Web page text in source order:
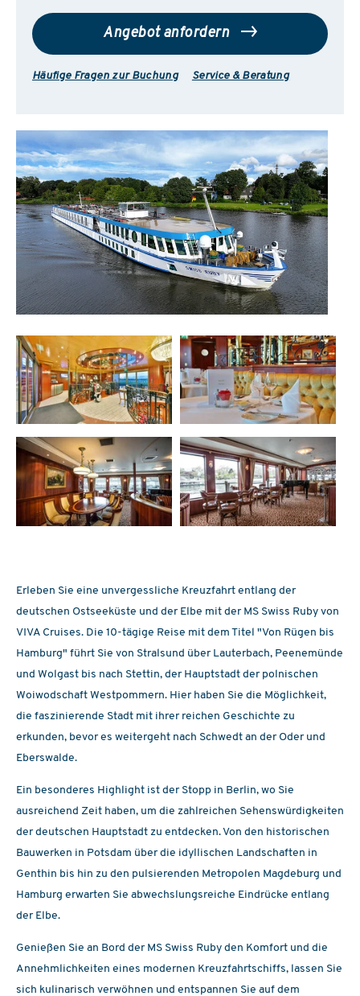
Angebot anfordern
Häufige Fragen zur Buchung Service & Beratung
Erleben Sie eine unvergessliche Kreuzfahrt entlang der
deutschen Ostseeküste und der Elbe mit der MS Swiss Ruby von
VIVA Cruises. Die 10-tägige Reise mit dem Titel "Von Rügen bis
Hamburg" führt Sie von Stralsund über Lauterbach, Peenemünde
und Wolgast bis nach Stettin, der Hauptstadt der polnischen
Woiwodschaft Westpommern. Hier haben Sie die Möglichkeit,
die faszinierende Stadt mit ihrer reichen Geschichte zu
erkunden, bevor es weitergeht nach Schwedt an der Oder und
Eberswalde.
Ein besonderes Highlight ist der Stopp in Berlin, wo Sie
ausreichend Zeit haben, um die zahlreichen Sehenswürdigkeiten
der deutschen Hauptstadt zu entdecken. Von den historischen
Bauwerken in Potsdam über die idyllischen Landschaften in
Genthin bis hin zu den pulsierenden Metropolen Magdeburg und
Hamburg erwarten Sie abwechslungsreiche Eindrücke entlang
der Elbe.
Genießen Sie an Bord der MS Swiss Ruby den Komfort und die
Annehmlichkeiten eines modernen Kreuzfahrtschiffs, lassen Sie
sich kulinarisch verwöhnen und entspannen Sie auf dem